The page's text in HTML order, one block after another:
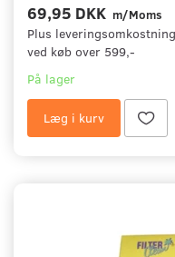
69,95 DKK m/Moms
Plus
ved køb over 599,-
På lager
Læg i kurv